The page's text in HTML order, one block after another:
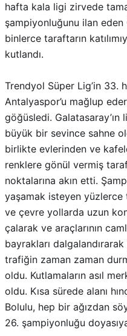
hafta kala ligi zirvede
şampiyonluğunu ilan eden
binlerce taraftarın
kutlandı.
Trendyol Süper Lig’in 33.
Antalyaspor’u mağlup
göğüsledi. Galatasaray’ın
büyük bir sevince sahne
birlikte evlerinden ve
renklere gönül vermiş
noktalarına akın etti.
yaşamak isteyen
ve çevre yollarda uzun
çalarak ve araçlarının
bayrakları
trafiğin zaman zaman
oldu. Kutlamaların asıl
oldu. Kısa sürede alanı
Bolulu, hep bir ağızdan
26. şampiyonluğu